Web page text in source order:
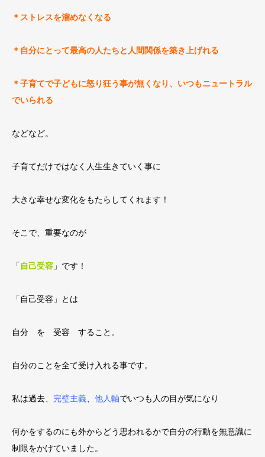
＊ストレスを溜めなくなる
＊自分にとって最高の人たちと人間関係を築き上げれる
＊子育てで子どもに怒り狂う事が無くなり、いつもニュートラル
でいられる
などなど。
子育てだけではなく人生生きていく事に
大きな幸せな変化をもたらしてくれます！
そこで、重要なのが
「 自己受容 」です！
「自己受容」とは
自分 を 受容 すること。
自分のことを全て受け入れる事です。
私は過去、 完璧主義 他人軸でいつも人の目が気になり
何かをするのにも外からどう思われるかで自分の行動を無意識に
制限をかけていました。